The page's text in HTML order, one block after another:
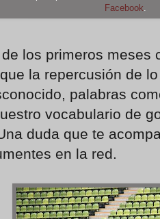
Facebook.
los primeros meses
la repercusión de
palabras
vocabulario de
duda que te
en la red.